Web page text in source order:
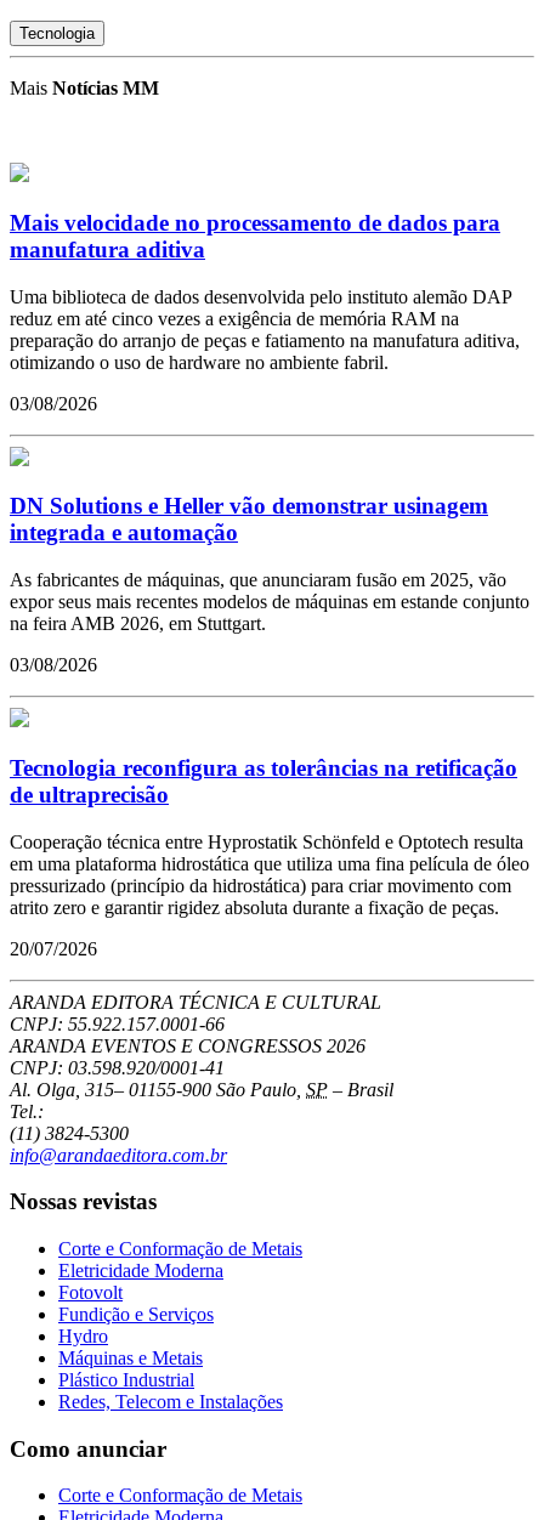
Tecnologia
Mais Notícias MM
Mais velocidade no processamento de dados para
manufatura aditiva
Uma biblioteca de dados desenvolvida pelo instituto alemão DAP
reduz em até cinco vezes a exigência de memória RAM na
preparação do arranjo de peças e fatiamento na manufatura aditiva,
otimizando o uso de hardware no ambiente fabril.
03/08/2026
DN Solutions e Heller vão demonstrar usinagem
integrada e automação
As fabricantes de máquinas, que anunciaram fusão em 2025, vão
expor seus mais recentes modelos de máquinas em estande conjunto
na feira AMB 2026, em Stuttgart.
03/08/2026
Tecnologia reconfigura as tolerâncias na retificação
de ultraprecisão
Cooperação técnica entre Hyprostatik Schönfeld e Optotech resulta
em uma plataforma hidrostática que utiliza uma fina película de óleo
pressurizado (princípio da hidrostática) para criar movimento com
atrito zero e garantir rigidez absoluta durante a fixação de peças.
20/07/2026
ARANDA EDITORA TÉCNICA E CULTURAL
CNPJ: 55.922.157.0001-66
ARANDA EVENTOS E CONGRESSOS 2026
CNPJ: 03.598.920/0001-41
Al. Olga, 315– 01155-900 São Paulo SP – Brasil
Tel.:
(11) 3824-5300
info@arandaeditora.com.br
Nossas revistas
Corte e Conformação de Metais
Eletricidade Moderna
Fotovolt
Fundição e Serviços
Hydro
Máquinas e Metais
Plástico Industrial
Redes, Telecom e Instalações
Como anunciar
Corte e Conformação de Metais